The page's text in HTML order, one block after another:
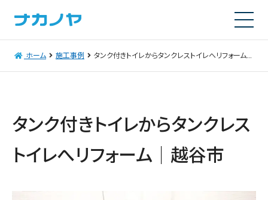
ホーム 施工事例 タンク付きトイレからタンクレストイレへリフォーム│越谷市
タンク付きトイレからタンクレス
トイレへリフォーム│越谷市